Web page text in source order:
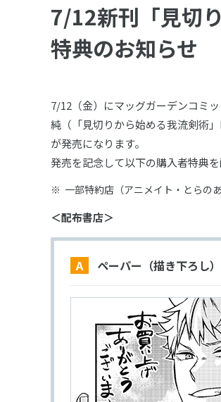
7/12新刊「見切
特典のお知らせ
7/12（金）にマッグガーデンコミ
純（「見切りから始める我流剣術
が発売になります。
発売を記念して以下の購入者特典
一部特約店（アニメイト・とらの
＜配布書店＞
A ペーパー（描き下ろし）